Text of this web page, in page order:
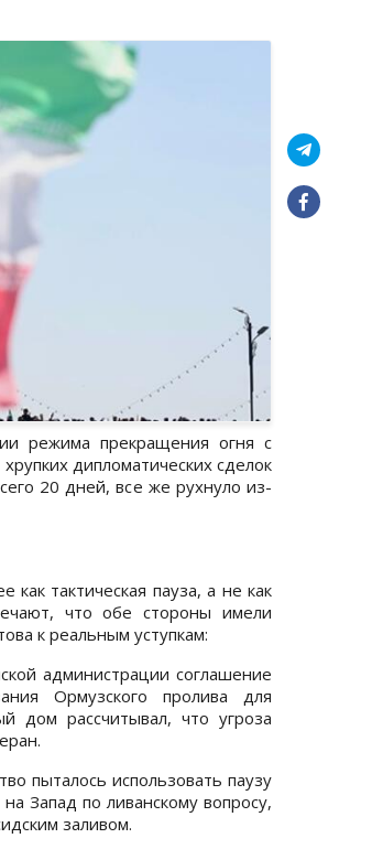
режима прекращения огня с
дипломатических сделок
20 дней, все же рухнуло из-
тактическая пауза, а не как
что обе стороны имели
к реальным уступкам:
администрации соглашение
Ормузского пролива для
дом рассчитывал, что угроза
пыталось использовать паузу
Запад по ливанскому вопросу,
заливом.